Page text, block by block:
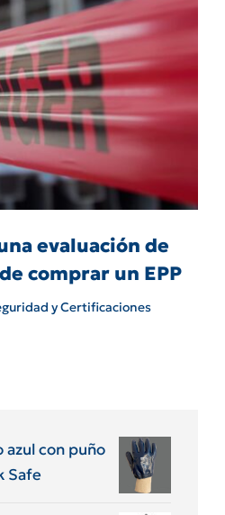
evaluación de
comprar un EPP
y Certificaciones
azul con puño
Safe